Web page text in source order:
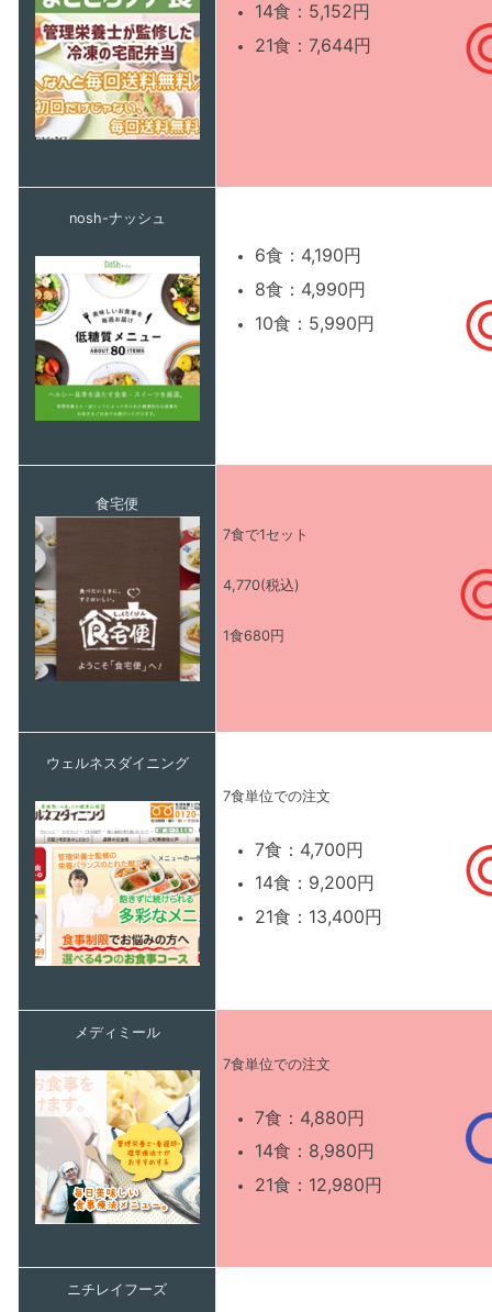
14食：5,152円
21食：7,644円
nosh-ナッシュ
6食：4,190円
8食：4,990円
10食：5,990円
食宅便
7食で1セット
4,770(税込)
1食680円
ウェルネスダイニング
7食単位での注文
7食：4,700円
14食：9,200円
21食：13,400円
メディミール
7食単位での注文
7食：4,880円
14食：8,980円
21食：12,980円
ニチレイフーズ